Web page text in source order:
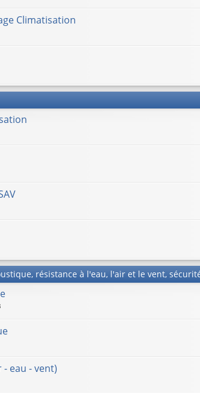
Climatisation
résistance à l'eau, l'air et le vent,
- eau - vent)